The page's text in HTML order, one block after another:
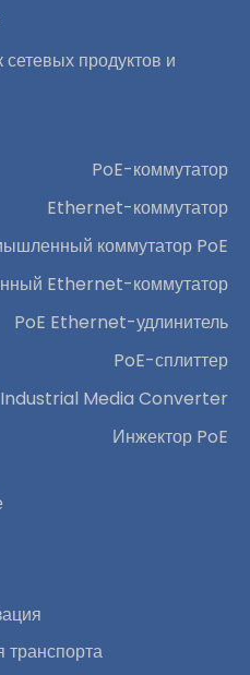
продуктов и
PoE-коммутатор
Ethernet-коммутатор
коммутатор PoE
Ethernet-коммутатор
PoE Ethernet-удлинитель
PoE-сплиттер
Industrial Media Converter
Инжектор PoE
транспорта